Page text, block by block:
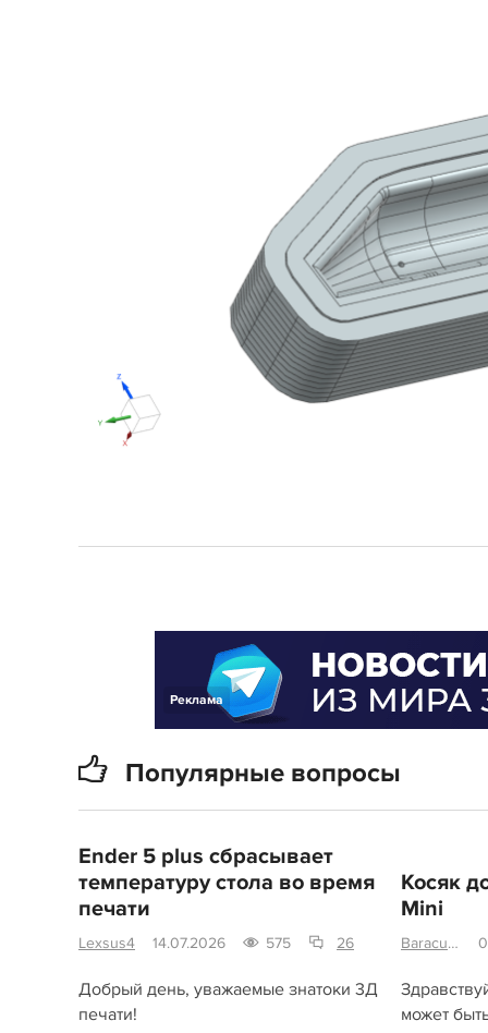
Популярные вопросы
Ender 5 plus сбрасывает
температуру стола во время
печати
Lexsus4 14.07.2026 575 26
Добрый день, уважаемые знатоки 3Д
печати!
Косяк
Mini
Baracuto
может
Реклама